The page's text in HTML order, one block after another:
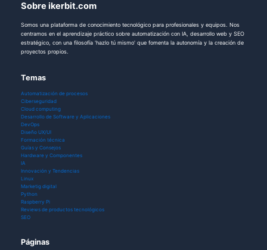
Sobre ikerbit.com
Somos una plataforma de conocimiento tecnológico para profesionales y equipos. Nos
centramos en el aprendizaje práctico sobre automatización con IA, desarrollo web y SEO
estratégico, con una filosofía 'hazlo tú mismo' que fomenta la autonomía y la creación de
proyectos propios.
Temas
Automatización de procesos
Ciberseguridad
Cloud computing
Desarrollo de Software y Aplicaciones
DevOps
Diseño UX/UI
Formación técnica
Guías y Consejos
Hardware y Componentes
IA
Innovación y Tendencias
Linux
Marketig digital
Python
Raspberry Pi
Reviews de productos tecnológicos
SEO
Páginas